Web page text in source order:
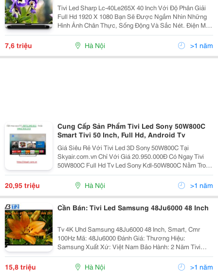
Tivi Led Sharp Lc-40Le265X 40 Inch Với Độ Phân Giải
Full Hd 1920 X 1080 Bạn Sẽ Được Ngắm Nhìn Những
Hình Ảnh Chân Thực, Sống Động Và Sắc Nét. Điện Máy
Thành Đô Chuyên Phân Phối Tivi, Tủ Lạnh, Điều Hòa,
Máy Giặt, Đồ Gia Dụng Chính Hãng. Liên Hệ Tha
7,6 triệu Hà Nội >1 năm
Cung Cấp Sản Phẩm Tivi Led Sony 50W800C
Smart Tivi 50 Inch, Full Hd, Android Tv
Giá Siêu Rẻ Với Tivi Led 3D Sony 50W800C Tại
Skyair.com.vn Chỉ Với Giá 20.950.000Đ Có Ngay Tivi
50W800C Full Hd Tv Led Sony Kdl-50W800C Nằm Trong
Dòng Tv Sony 50W800C Mới Ra Mắt Của Hãng Sony ,
Với Nàn Hình 50 In C H Được Trang Bị Bô Vi Xử Lý H
20,95 triệu Hà Nội >1 năm
Cần Bán: Tivi Led Samsung 48Ju6000 48 Inch
Tv 4K Uhd Samsung 48Ju6000 48 Inch, Smart, Cmr
100Hz Mã: 48Ju6000 Đánh Giá: Thương Hiệu:
Samsung Xuất Xứ: Việt Nam Bảo Hành: 2 Năm Tivi
Samsung Smart Uhd 48Ju6000 Giá Bán: 15.800.000
Vnđ Thông Số Kỹ Thuật Tivi
15,8 triệu Hà Nội >1 năm